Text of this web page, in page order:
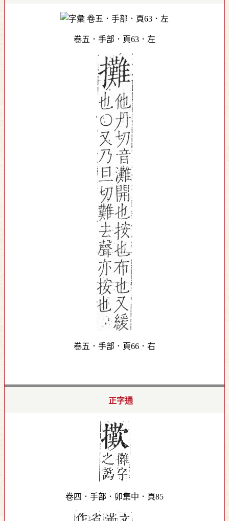
卷五．手部．頁63．左
卷五．手部．頁66．右
正字通
卷四．手部．卯集中．頁85